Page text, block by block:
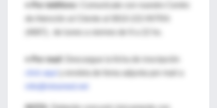
Por teléfono:
Por mail:
Descargue la ficha de inscripción
click aquí